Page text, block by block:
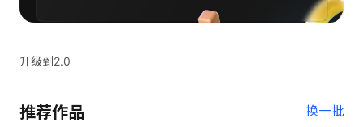
升级到2.0
推荐作品 换一批